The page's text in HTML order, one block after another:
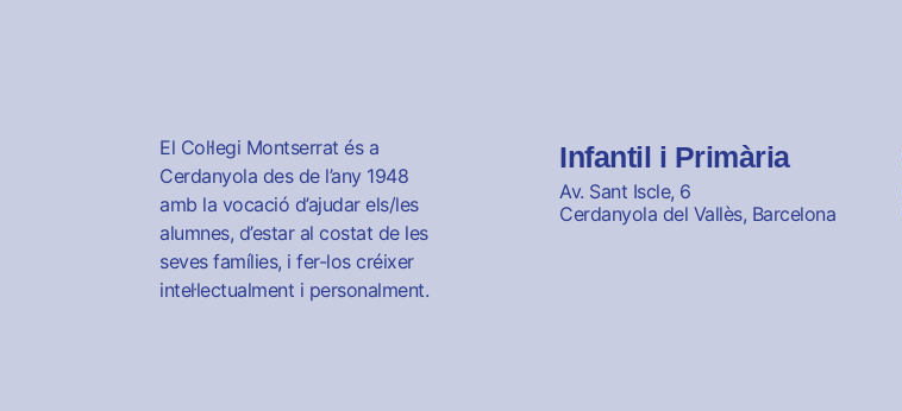
El Col·legi Montserrat és a
Cerdanyola des de l’any 1948
amb la vocació d’ajudar els/les
alumnes, d’estar al costat de les
seves famílies, i fer-los créixer
intel·lectualment i personalment.
Infantil i Primària
Av. Sant Iscle, 6
Cerdanyola del Vallès, Barcelona